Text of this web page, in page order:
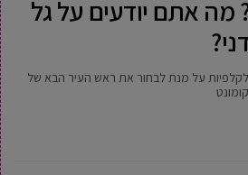
אתם יודעים על גל
לקלפיות על מנת לבחור את ראש העיר הבא של